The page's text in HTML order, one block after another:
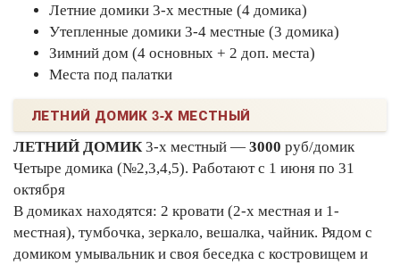
Летние домики 3-х местные (4 домика)
Утепленные домики 3-4 местные (3 домика)
Зимний дом (4 основных + 2 доп. места)
Места под палатки
ЛЕТНИЙ ДОМИК 3-Х МЕСТНЫЙ
ЛЕТНИЙ ДОМИК 3-х местный — 3000 руб/домик
Четыре домика (№2,3,4,5). Работают с 1 июня по 31
октября
В домиках находятся: 2 кровати (2-х местная и 1-
местная), тумбочка, зеркало, вешалка, чайник. Рядом с
домиком умывальник и своя беседка с костровищем и